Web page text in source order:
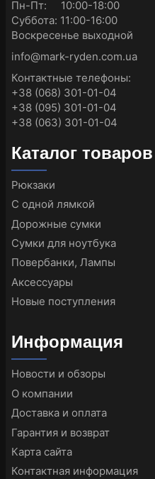
Пн-Пт: 10:00-18:00
Суббота: 11:00-16:00
Воскресенье выходной
info@mark-ryden.com.ua
Контактные телефоны:
+38 (068) 301-01-04
+38 (095) 301-01-04
+38 (063) 301-01-04
Каталог товаров
Рюкзаки
С одной лямкой
Дорожные сумки
Сумки для ноутбука
Повербанки, Лампы
Аксессуары
Новые поступления
Информация
Новости и обзоры
О компании
Доставка и оплата
Гарантия и возврат
Карта сайта
Контактная информация